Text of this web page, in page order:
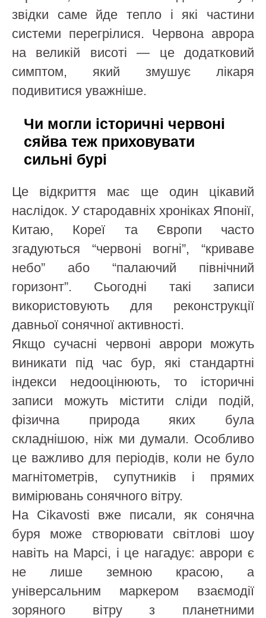
звідки саме йде тепло і які частини
системи перегрілися. Червона аврора
на великій висоті — це додатковий
симптом, який змушує лікаря
подивитися уважніше.
Чи могли історичні червоні
сяйва теж приховувати
сильні бурі
Це відкриття має ще один цікавий
наслідок. У стародавніх хроніках Японії,
Китаю, Кореї та Європи часто
згадуються “червоні вогні”, “криваве
небо” або “палаючий північний
горизонт”. Сьогодні такі записи
використовують для реконструкції
давньої сонячної активності.
Якщо сучасні червоні аврори можуть
виникати під час бур, які стандартні
індекси недооцінюють, то історичні
записи можуть містити сліди подій,
фізична природа яких була
складнішою, ніж ми думали. Особливо
це важливо для періодів, коли не було
магнітометрів, супутників і прямих
вимірювань сонячного вітру.
На Cikavosti вже писали, як сонячна
буря може створювати світлові шоу
навіть на Марсі, і це нагадує: аврори є
не лише земною красою, а
універсальним маркером взаємодії
зоряного вітру з планетними